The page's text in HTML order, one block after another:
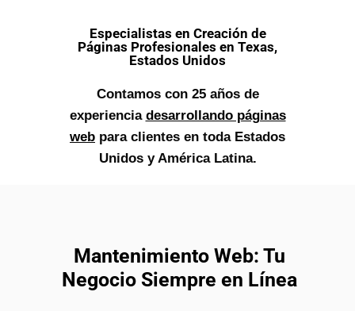
Especialistas en Creación de
Páginas Profesionales en Texas,
Estados Unidos
Contamos con 25 años de
experiencia desarrollando páginas
web para clientes en toda Estados
Unidos y América Latina.
Mantenimiento Web: Tu
Negocio Siempre en Línea